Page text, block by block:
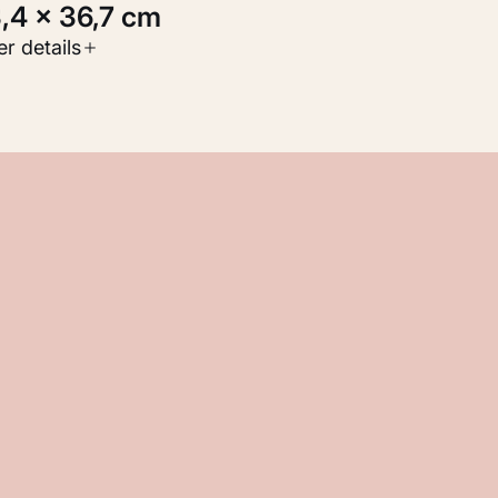
× 36,7 cm
werk
details